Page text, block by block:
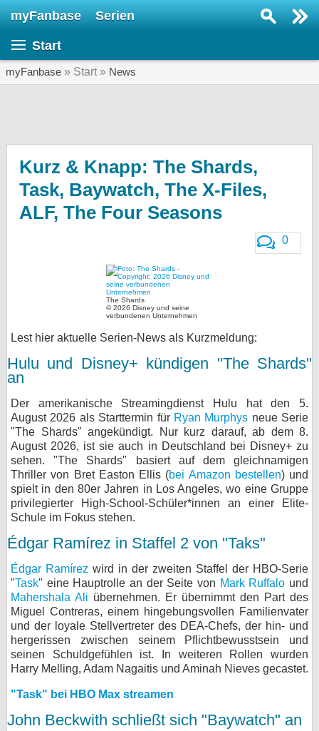
myFanbase Serien
Start
myFanbase » Start » News
Kurz & Knapp: The Shards,
Task, Baywatch, The X-Files,
ALF, The Four Seasons
0
The Shards
© 2026 Disney und seine
verbundenen Unternehmen
Lest hier aktuelle Serien-News als Kurzmeldung:
Hulu und Disney+ kündigen "The Shards"
an
Der amerikanische Streamingdienst Hulu hat den 5.
August 2026 als Starttermin für Ryan Murphys neue Serie
"The Shards" angekündigt. Nur kurz darauf, ab dem 8.
August 2026, ist sie auch in Deutschland bei Disney+ zu
sehen. "The Shards" basiert auf dem gleichnamigen
Thriller von Bret Easton Ellis (bei Amazon bestellen) und
spielt in den 80er Jahren in Los Angeles, wo eine Gruppe
privilegierter High-School-Schüler*innen an einer Elite-
Schule im Fokus stehen.
Édgar Ramírez in Staffel 2 von "Taks"
Édgar Ramírez wird in der zweiten Staffel der HBO-Serie
"Task" eine Hauptrolle an der Seite von Mark Ruffalo und
Mahershala Ali übernehmen. Er übernimmt den Part des
Miguel Contreras, einem hingebungsvollen Familienvater
und der loyale Stellvertreter des DEA-Chefs, der hin- und
hergerissen zwischen seinem Pflichtbewusstsein und
seinen Schuldgefühlen ist. In weiteren Rollen wurden
Harry Melling, Adam Nagaitis und Aminah Nieves gecastet.
"Task" bei HBO Max streamen
John Beckwith schließt sich "Baywatch" an
Veranstaltungen
KULTUR
Gewinnspiele
Forum
bei X
bei Facebook
Kontakt
Nutzungsbedingungen
Datenschutz
Cookie-Einstellungen
Impressum
Desktop-Ansicht
myFanbase